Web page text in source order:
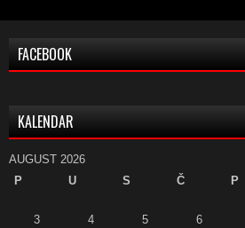
FACEBOOK
KALENDAR
AUGUST 2026
P
U S Č P
3
4 5 6